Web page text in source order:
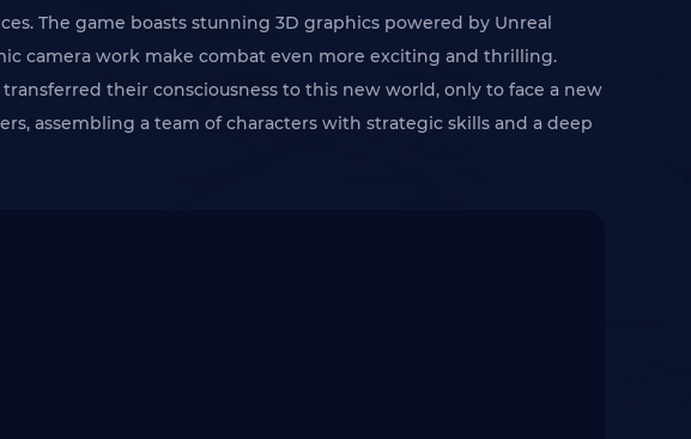
The game boasts stunning 3D graphics powered by Unreal
camera work make combat even more exciting and thrilling.
their consciousness to this new world, only to face a new
assembling a team of characters with strategic skills and a deep